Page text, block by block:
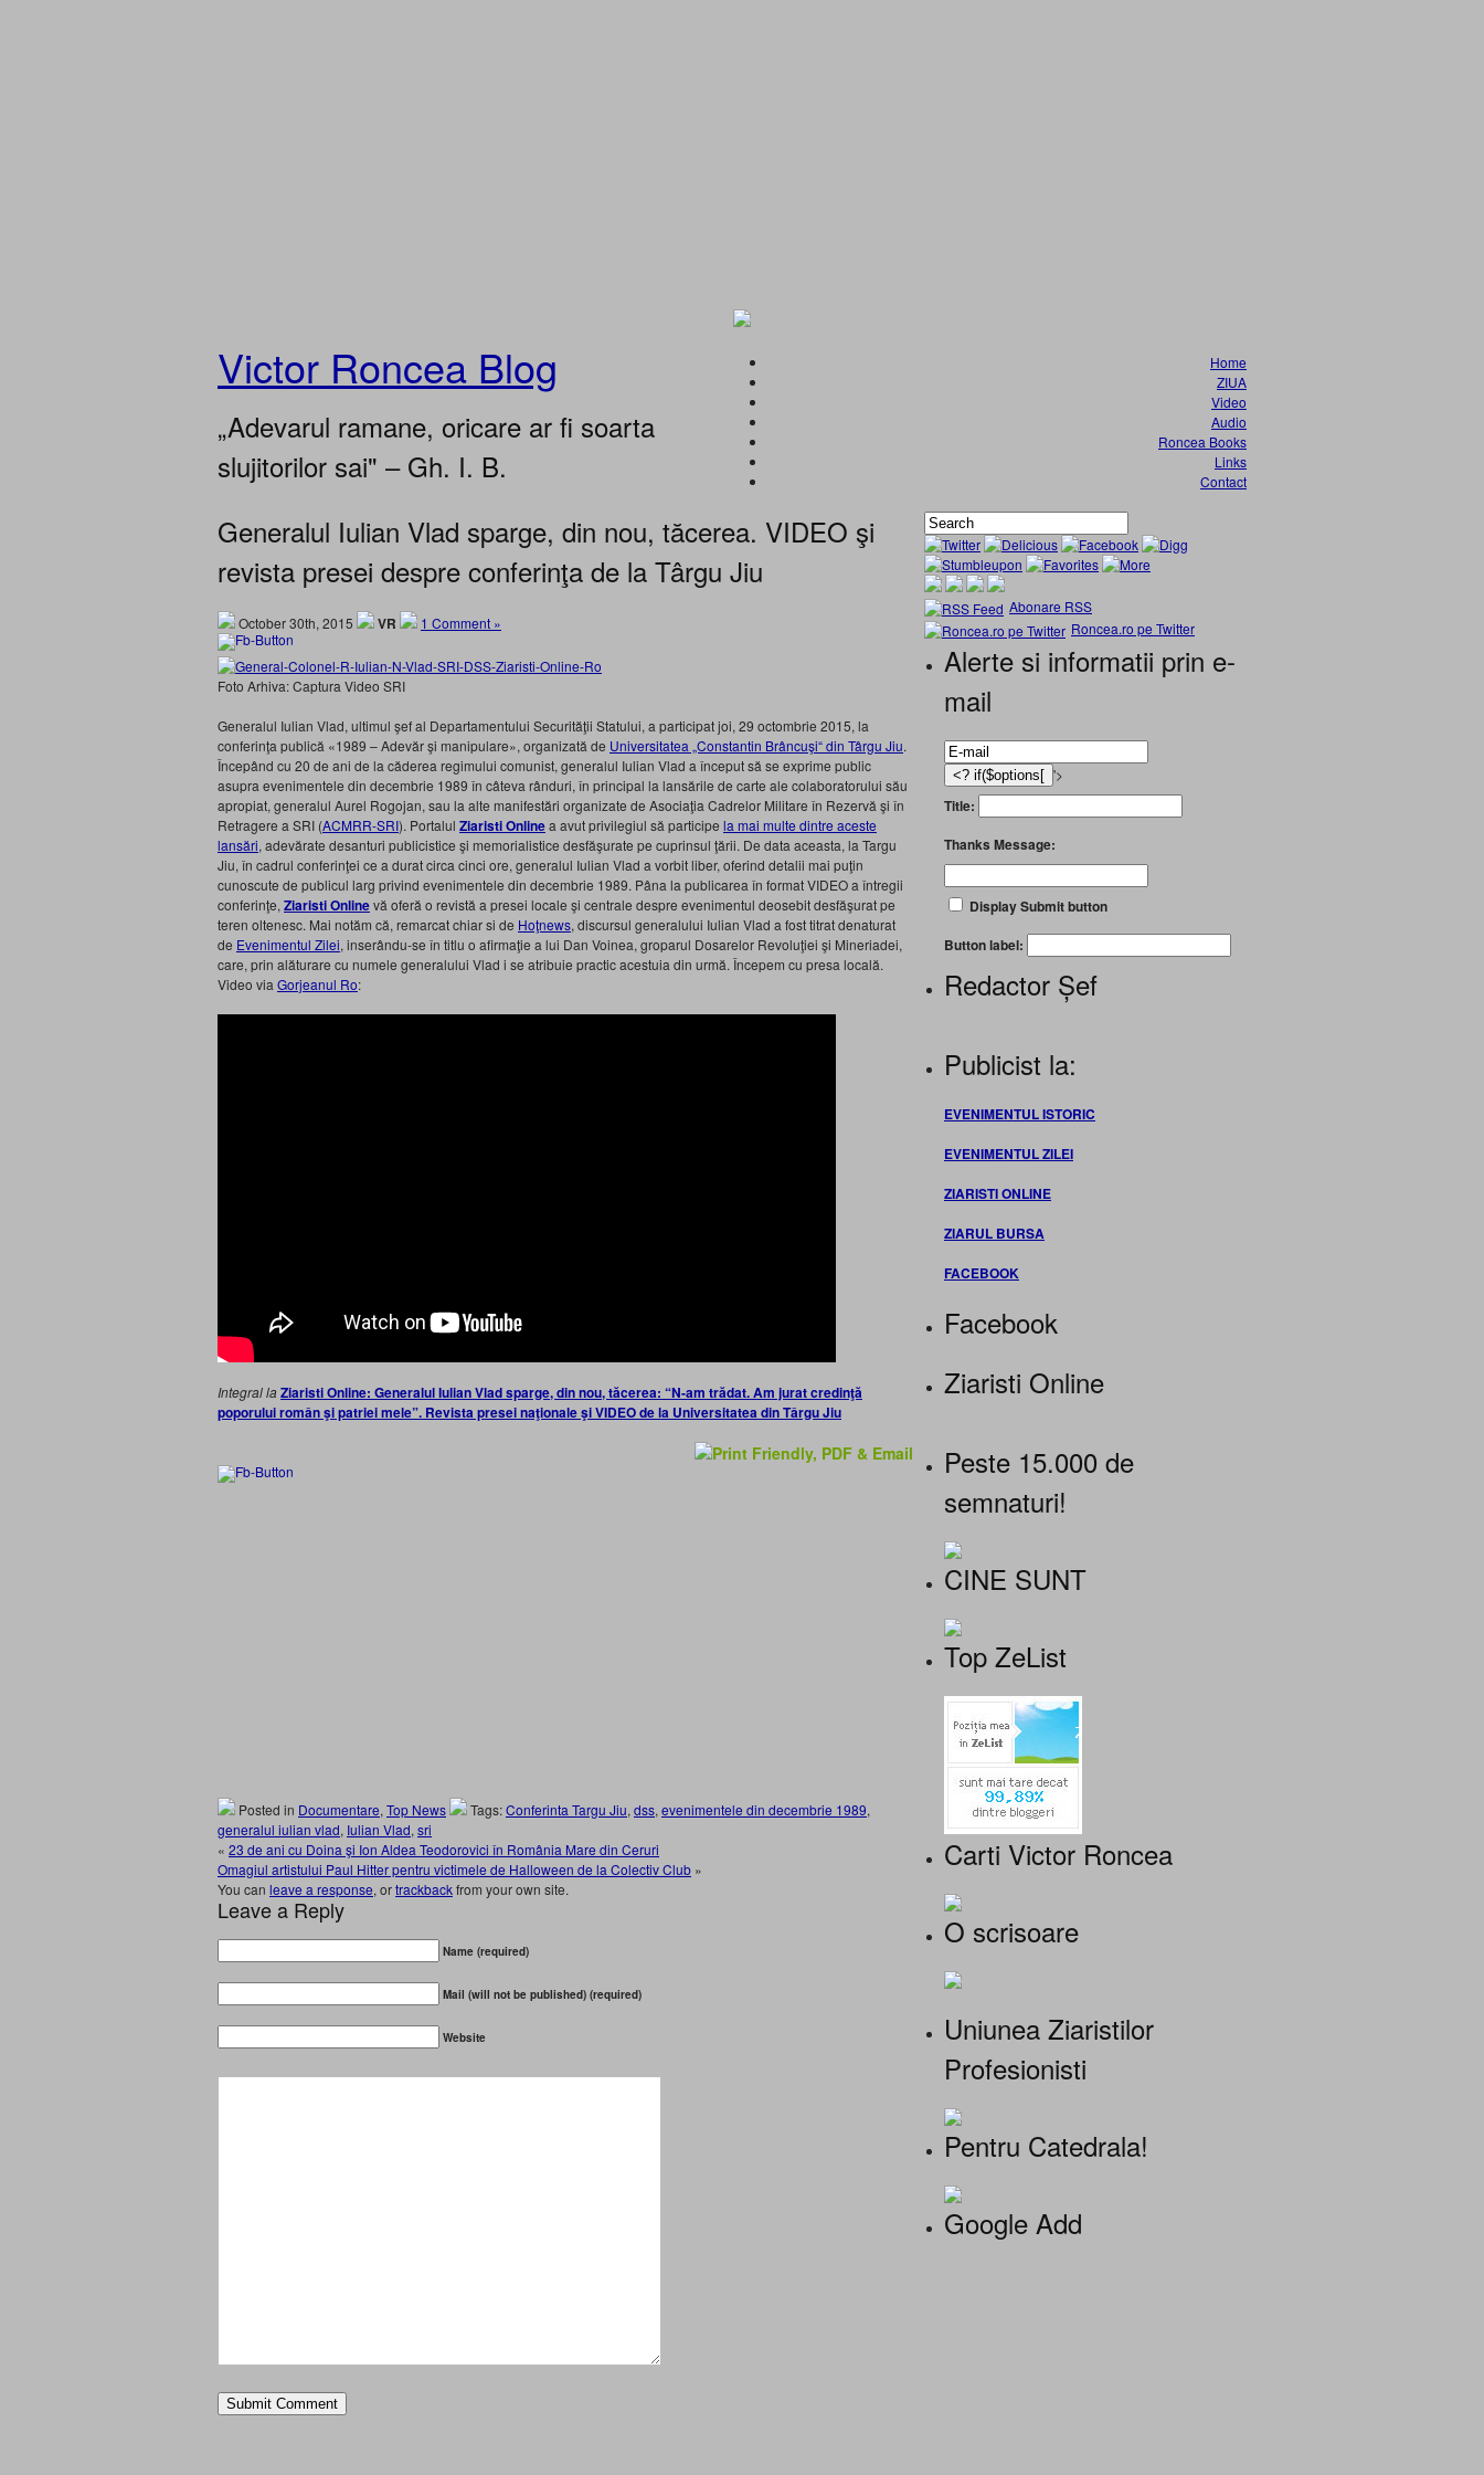
Victor Roncea Blog
„Adevarul ramane, oricare ar fi soarta
slujitorilor sai" – Gh. I. B.
Home
ZIUA
Video
Audio
Roncea Books
Links
Contact
Generalul Iulian Vlad sparge, din nou, tăcerea. VIDEO şi
revista presei despre conferinţa de la Târgu Jiu
October 30th, 2015 VR 1 Comment »
Foto Arhiva: Captura Video SRI
Generalul Iulian Vlad, ultimul şef al Departamentului Securităţii Statului, a participat joi, 29 octombrie 2015, la
conferinţa publică «1989 – Adevăr şi manipulare», organizată de Universitatea „Constantin Brâncuşi“ din Târgu Jiu.
Începând cu 20 de ani de la căderea regimului comunist, generalul Iulian Vlad a început să se exprime public
asupra evenimentele din decembrie 1989 în câteva rânduri, în principal la lansările de carte ale colaboratorului său
apropiat, generalul Aurel Rogojan, sau la alte manifestări organizate de Asociaţia Cadrelor Militare în Rezervă şi în
Retragere a SRI (ACMRR-SRI). Portalul Ziaristi Onlinea avut privilegiul să participe la mai multe dintre aceste
lansări, adevărate desanturi publicistice şi memorialistice desfăşurate pe cuprinsul ţării. De data aceasta, la Targu
Jiu, în cadrul conferinţei ce a durat circa cinci ore, generalul Iulian Vlad a vorbit liber, oferind detalii mai puţin
cunoscute de publicul larg privind evenimentele din decembrie 1989. Pâna la publicarea în format VIDEO a întregii
conferinţe, Ziaristi Onlinevă oferă o revistă a presei locale şi centrale despre evenimentul deosebit desfăşurat pe
teren oltenesc. Mai notăm că, remarcat chiar si de Hoţnews, discursul generalului Iulian Vlad a fost titrat denaturat
de Evenimentul Zilei, inserându-se în titlu o afirmaţie a lui Dan Voinea, groparul Dosarelor Revoluţiei şi Mineriadei,
care, prin alăturare cu numele generalului Vlad i se atribuie practic acestuia din urmă. Începem cu presa locală.
Video via Gorjeanul Ro:
Integral laZiaristi Online: Generalul Iulian Vlad sparge, din nou, tăcerea: “N-am trădat. Am jurat credinţă
poporului român şi patriei mele”. Revista presei naţionale şi VIDEO de la Universitatea din Târgu Jiu
Posted in Documentare, Top News Tags:Conferinta Targu Jiu, dss, evenimentele din decembrie 1989,
generalul iulian vlad, Iulian Vlad, sri
« 23 de ani cu Doina şi Ion Aldea Teodorovici în România Mare din Ceruri
Omagiul artistului Paul Hitter pentru victimele de Halloween de la Colectiv Club »
You can leave a response, ortrackbackfrom your own site.
Leave a Reply
Name (required)
Mail (will not be published) (required)
Website
Abonare RSS
Roncea.ro pe Twitter
Alerte si informatii prin e-
mail
'>
Title:
Thanks Message:
Display Submit button
Button label:
Redactor Șef
Publicist la:
EVENIMENTUL ISTORIC
EVENIMENTUL ZILEI
ZIARISTI ONLINE
ZIARUL BURSA
FACEBOOK
Facebook
Ziaristi Online
Peste 15.000 de
semnaturi!
CINE SUNT
Top ZeList
Carti Victor Roncea
O scrisoare
Uniunea Ziaristilor
Profesionisti
Pentru Catedrala!
Google Add